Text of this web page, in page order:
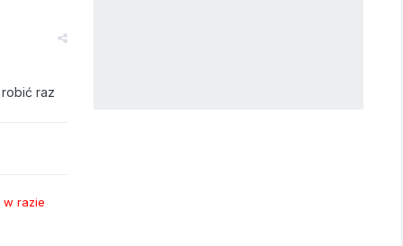
raz
w razie